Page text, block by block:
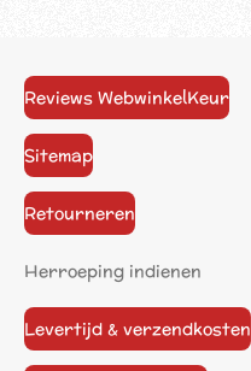
Reviews WebwinkelKeur
Sitemap
Retourneren
Herroeping indienen
Levertijd & verzendkosten